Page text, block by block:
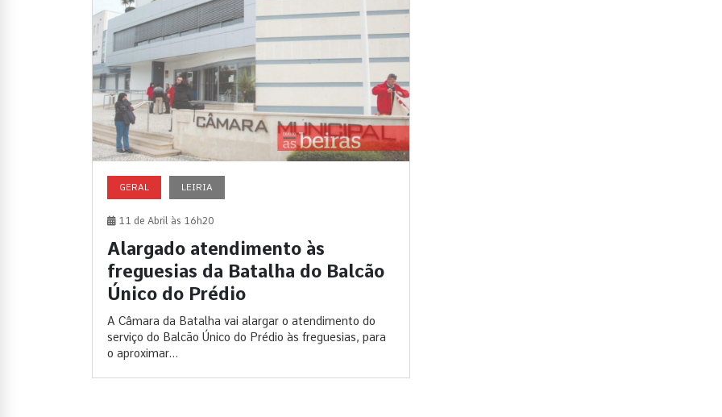
GERAL LEIRIA
11 de Abril às 16h20
Alargado atendimento às
freguesias da Batalha do Balcão
Único do Prédio
A Câmara da Batalha vai alargar o atendimento do
serviço do Balcão Único do Prédio às freguesias, para
o aproximar...